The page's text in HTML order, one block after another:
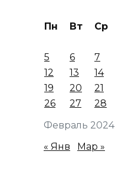
Февраль 2024
Пн Вт Ср
5
6 7
12
13 14
19
20 21
26
27 28
« Янв Мар »